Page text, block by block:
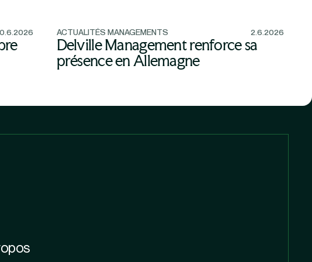
ACTUALITÉS MANAGEMENTS 2.6.2026
Delville Management renforce sa
présence en Allemagne